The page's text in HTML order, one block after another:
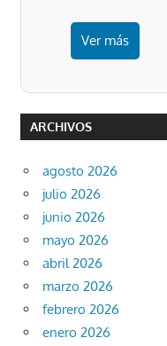
Ver más
ARCHIVOS
agosto 2026
julio 2026
junio 2026
mayo 2026
abril 2026
marzo 2026
febrero 2026
enero 2026